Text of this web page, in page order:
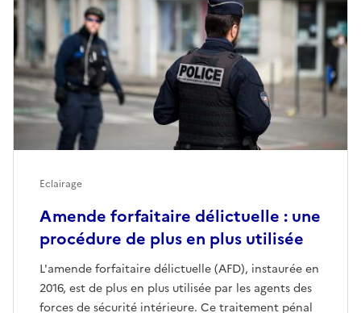
Amende forfaitaire délictuelle : une
procédure de plus en plus utilisée
L'amende forfaitaire délictuelle (AFD), instaurée en
2016, est de plus en plus utilisée par les agents des
forces de sécurité intérieure. Ce traitement pénal
Eclairage